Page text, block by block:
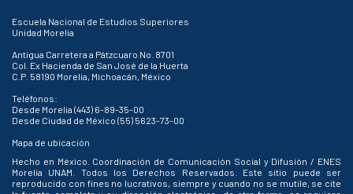
Escuela Nacional de Estudios Superiores
Unidad Morelia
Antigua Carretera a Pátzcuaro No. 8701
Col. Ex Hacienda de San José de la Huerta
C.P. 58190 Morelia, Michoacán, México
Teléfonos:
Desde Morelia (443) 6-89-35-00
Desde Ciudad de México (55) 5623-73-00
Mapa de ubicación
Hecho en México. Coordinación de Comunicación Social y Difusión / ENES
Morelia UNAM. Todos los Derechos Reservados. Este sitio puede ser
reproducido con fines no lucrativos, siempre y cuando no se mutile, se cite